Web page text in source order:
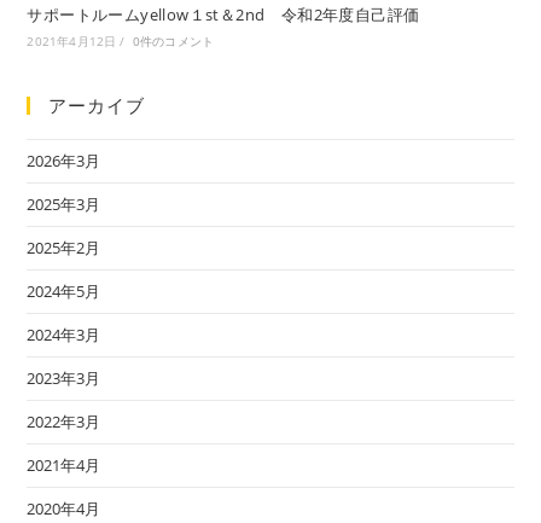
サポートルームyellow１st＆2nd 令和2年度自己評価
2021年4月12日 / 0件のコメント
アーカイブ
2026年3月
2025年3月
2025年2月
2024年5月
2024年3月
2023年3月
2022年3月
2021年4月
2020年4月